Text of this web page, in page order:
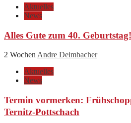
Aktuelles
News
Alles Gute zum 40. Geburtstag!
2 Wochen Andre Deimbacher
Aktuelles
News
Termin vormerken:
Ternitz-Pottschach